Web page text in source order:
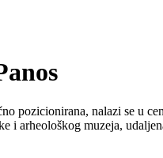
pozicionirana, nalazi se u
i arheološkog muzeja,